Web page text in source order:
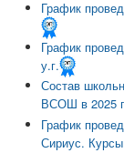
График
График
у.г.
Состав
ВСОШ в 2025
График
Сириус.